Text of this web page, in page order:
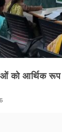
को आर्थिक